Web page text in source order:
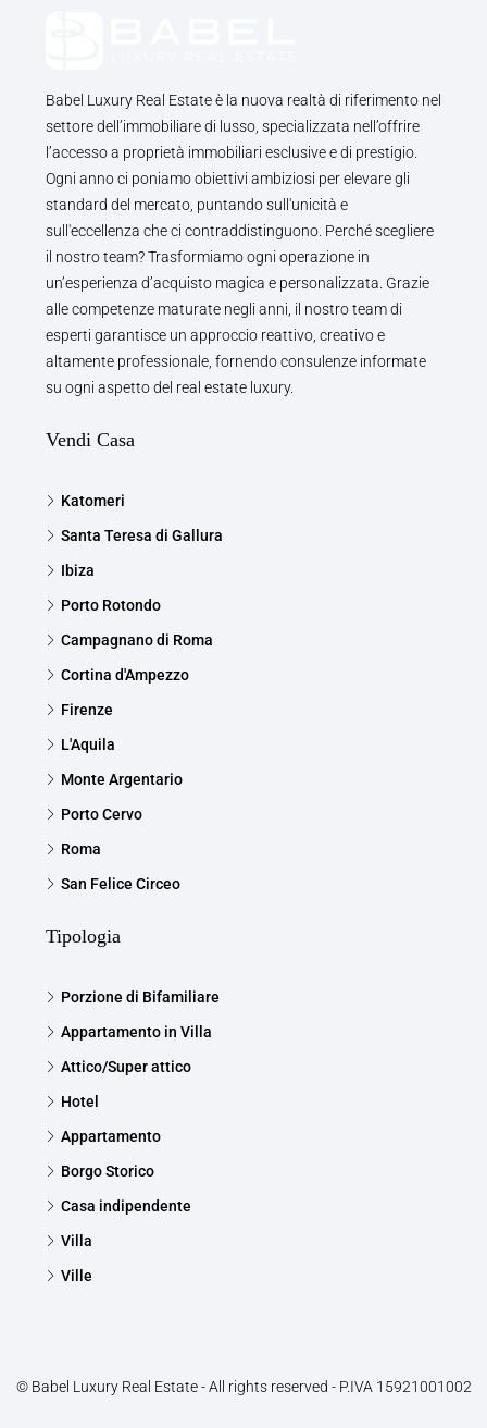
Babel Luxury Real Estate è la nuova realtà di riferimento nel
settore dell’immobiliare di lusso, specializzata nell’offrire
l’accesso a proprietà immobiliari esclusive e di prestigio.
Ogni anno ci poniamo obiettivi ambiziosi per elevare gli
standard del mercato, puntando sull'unicità e
sull'eccellenza che ci contraddistinguono. Perché scegliere
il nostro team? Trasformiamo ogni operazione in
un’esperienza d’acquisto magica e personalizzata. Grazie
alle competenze maturate negli anni, il nostro team di
esperti garantisce un approccio reattivo, creativo e
altamente professionale, fornendo consulenze informate
su ogni aspetto del real estate luxury.
Vendi Casa
Katomeri
Santa Teresa di Gallura
Ibiza
Porto Rotondo
Campagnano di Roma
Cortina d'Ampezzo
Firenze
L'Aquila
Monte Argentario
Porto Cervo
Roma
San Felice Circeo
Tipologia
Porzione di Bifamiliare
Appartamento in Villa
Attico/Super attico
Hotel
Appartamento
Borgo Storico
Casa indipendente
Villa
Ville
© Babel Luxury Real Estate - All rights reserved - P.IVA 15921001002